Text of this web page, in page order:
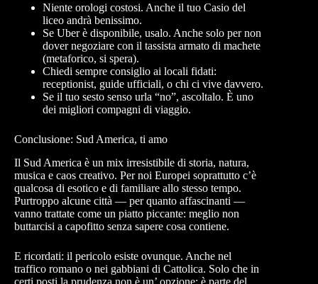
Niente orologi costosi. Anche il tuo Casio del
liceo andrà benissimo.
Se Uber è disponibile, usalo. Anche solo per non
dover negoziare con il tassista armato di machete
(metaforico, si spera).
Chiedi sempre consiglio ai locali fidati:
receptionist, guide ufficiali, o chi ci vive davvero.
Se il tuo sesto senso urla “no”, ascoltalo. È uno
dei migliori compagni di viaggio.
Conclusione: Sud America, ti amo
Il Sud America è un mix irresistibile di storia, natura,
musica e caos creativo. Per noi Europei soprattutto c’è
qualcosa di esotico e di familiare allo stesso tempo.
Purtroppo alcune città — per quanto affascinanti —
vanno trattate come un piatto piccante: meglio non
buttarcisi a capofitto senza sapere cosa contiene.
E ricordati: il pericolo esiste ovunque. Anche nel
traffico romano o nei gabbiani di Cattolica. Solo che in
certi posti la prudenza non è un’ opzione: è parte del